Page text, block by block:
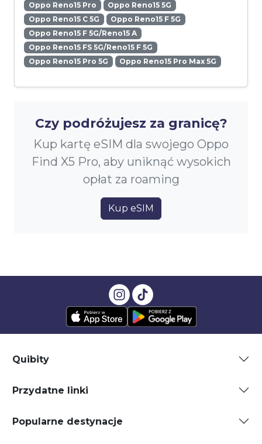
Oppo Reno15 Pro
Oppo Reno15 5G
Oppo Reno15 C 5G
Oppo Reno15 F 5G
Oppo Reno15 F 5G/Reno15 A
Oppo Reno15 FS 5G/Reno15 F 5G
Oppo Reno15 Pro 5G
Oppo Reno15 Pro Max 5G
Czy podróżujesz za granicę?
Kup kartę eSIM dla swojego Oppo
Find X5 Pro, aby uniknąć wysokich
opłat za roaming
Kup eSIM
Quibity
Przydatne linki
Popularne destynacje